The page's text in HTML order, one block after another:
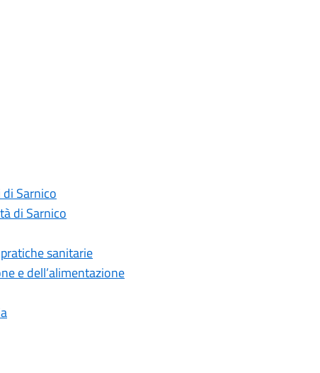
Sarnico
di Sarnico
sanitarie
e dell’alimentazione